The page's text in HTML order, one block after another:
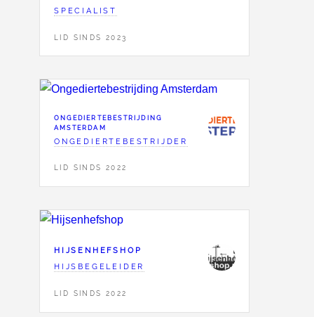
SPECIALIST
LID SINDS 2023
ONGEDIERTEBESTRIJDING
AMSTERDAM
ONGEDIERTEBESTRIJDER
LID SINDS 2022
HIJSENHEFSHOP
HIJSBEGELEIDER
LID SINDS 2022